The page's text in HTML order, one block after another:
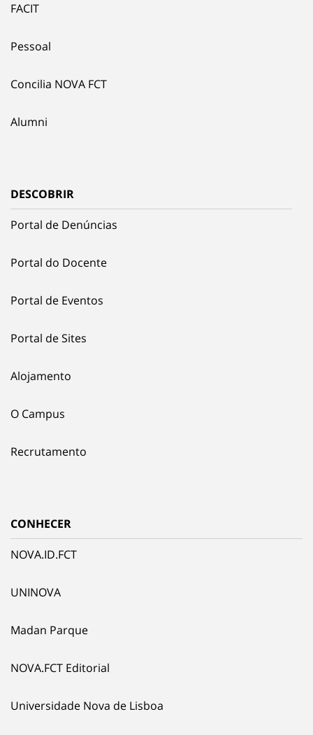
FACIT
Pessoal
Concilia NOVA FCT
Alumni
DESCOBRIR
Portal de Denúncias
Portal do Docente
Portal de Eventos
Portal de Sites
Alojamento
O Campus
Recrutamento
CONHECER
NOVA.ID.FCT
UNINOVA
Madan Parque
NOVA.FCT Editorial
Universidade Nova de Lisboa